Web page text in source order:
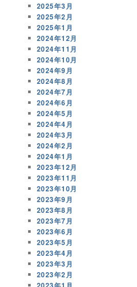
2025年3月
2025年2月
2025年1月
2024年12月
2024年11月
2024年10月
2024年9月
2024年8月
2024年7月
2024年6月
2024年5月
2024年4月
2024年3月
2024年2月
2024年1月
2023年12月
2023年11月
2023年10月
2023年9月
2023年8月
2023年7月
2023年6月
2023年5月
2023年4月
2023年3月
2023年2月